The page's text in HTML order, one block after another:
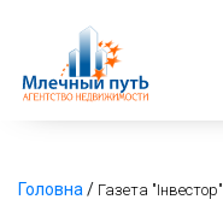
Головна / Газета "Інвестор"